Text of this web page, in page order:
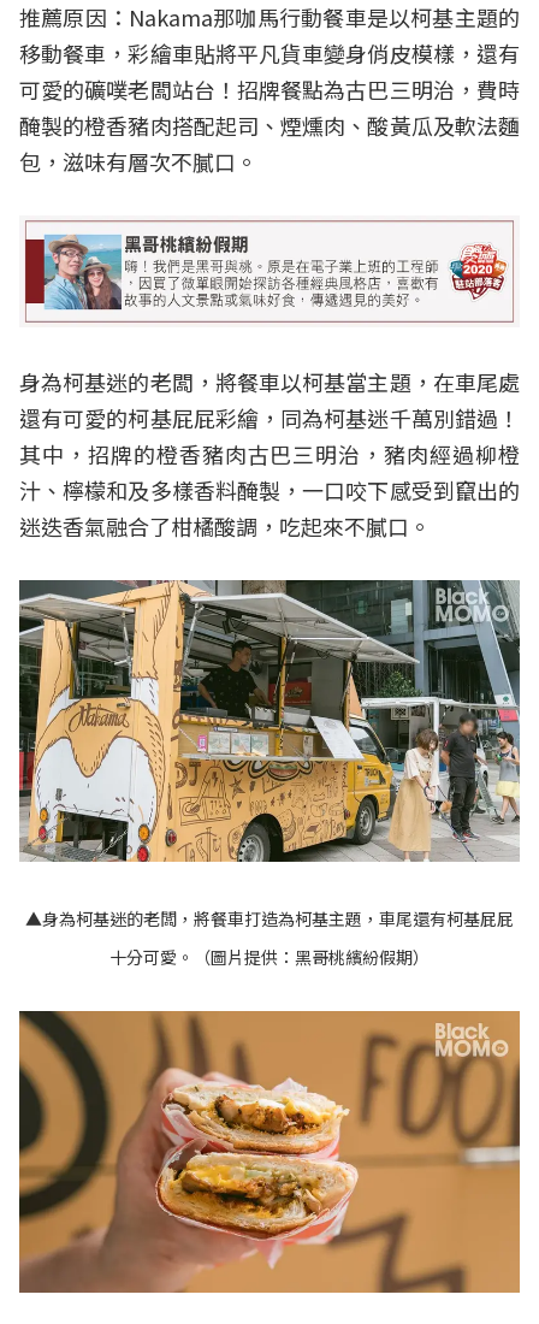
推薦原因：Nakama那咖馬行動餐車是以柯基主題的
移動餐車，彩繪車貼將平凡貨車變身俏皮模樣，還有
可愛的礦噗老闆站台！招牌餐點為古巴三明治，費時
醃製的橙香豬肉搭配起司、煙燻肉、酸黃瓜及軟法麵
包，滋味有層次不膩口。
身為柯基迷的老闆，將餐車以柯基當主題，在車尾處
還有可愛的柯基屁屁彩繪，同為柯基迷千萬別錯過！
其中，招牌的橙香豬肉古巴三明治，豬肉經過柳橙
汁、檸檬和及多樣香料醃製，一口咬下感受到竄出的
迷迭香氣融合了柑橘酸調，吃起來不膩口。
▲身為柯基迷的老闆，將餐車打造為柯基主題，車尾還有柯基屁屁
十分可愛。（圖片提供：黑哥桃繽紛假期）